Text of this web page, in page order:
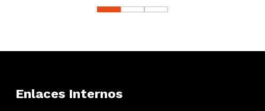
Enlaces Internos